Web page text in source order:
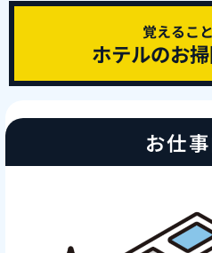
覚えるこ
ホテルのお
お仕